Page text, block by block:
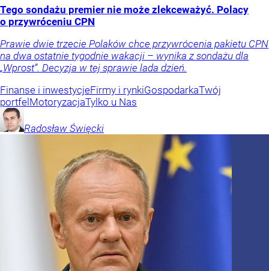
Tego sondażu premier nie może zlekceważyć. Polacy
o przywróceniu CPN
Prawie dwie trzecie Polaków chce przywrócenia pakietu CPN
na dwa ostatnie tygodnie wakacji – wynika z sondażu dla
„Wprost”. Decyzja w tej sprawie lada dzień.
Finanse i inwestycjeFirmy i rynkiGospodarkaTwój
portfel MotoryzacjaTylko u Nas
Radosław Święcki